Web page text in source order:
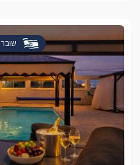
אתכם הרבה אחרי שהחופשה
מה כלול באירוח?
וכן להזמין מגוון טיפולי גוף